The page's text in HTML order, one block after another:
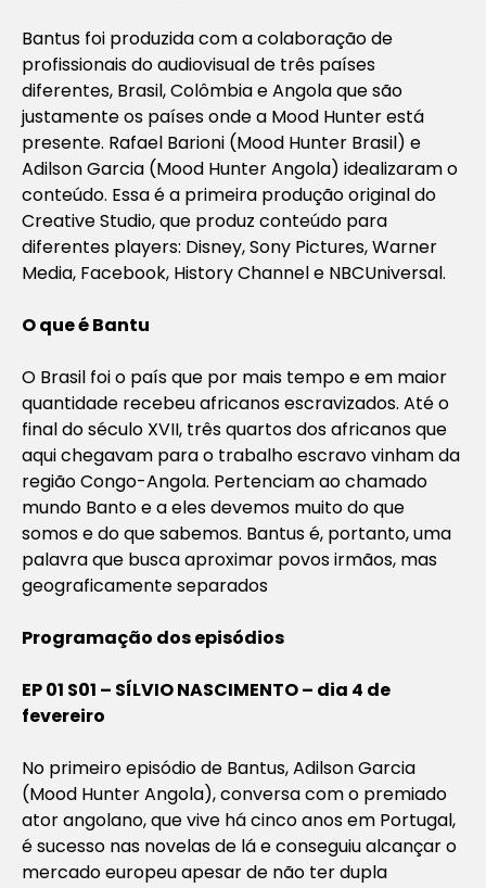
Bantus foi produzida com a colaboração de
profissionais do audiovisual de três países
diferentes, Brasil, Colômbia e Angola que são
justamente os países onde a Mood Hunter está
presente. Rafael Barioni (Mood Hunter Brasil) e
Adilson Garcia (Mood Hunter Angola) idealizaram o
conteúdo. Essa é a primeira produção original do
Creative Studio, que produz conteúdo para
diferentes players: Disney, Sony Pictures, Warner
Media, Facebook, History Channel e NBCUniversal.
O que é Bantu
O Brasil foi o país que por mais tempo e em maior
quantidade recebeu africanos escravizados. Até o
final do século XVII, três quartos dos africanos que
aqui chegavam para o trabalho escravo vinham da
região Congo-Angola. Pertenciam ao chamado
mundo Banto e a eles devemos muito do que
somos e do que sabemos. Bantus é, portanto, uma
palavra que busca aproximar povos irmãos, mas
geograficamente separados
Programação dos episódios
EP 01 S01 – SÍLVIO NASCIMENTO – dia 4 de
fevereiro
No primeiro episódio de Bantus, Adilson Garcia
(Mood Hunter Angola), conversa com o premiado
ator angolano, que vive há cinco anos em Portugal,
é sucesso nas novelas de lá e conseguiu alcançar o
mercado europeu apesar de não ter dupla